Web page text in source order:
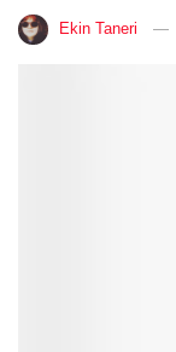
Ekin Taneri